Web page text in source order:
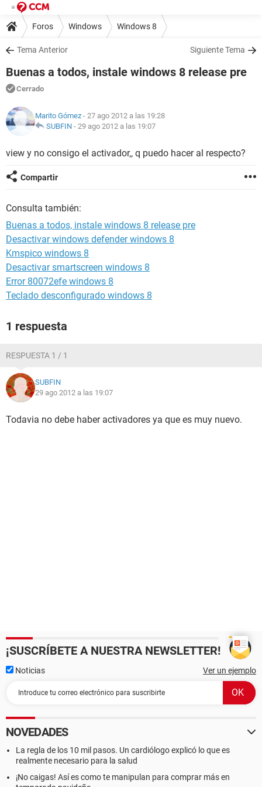
Foros Windows Windows 8
Tema Anterior Siguiente Tema
Buenas a todos, instale windows 8 release pre
Cerrado
Marito Gómez - 27 ago 2012 a las 19:28
SUBFIN - 29 ago 2012 a las 19:07
view y no consigo el activador,, q puedo hacer al respecto?
Compartir
Consulta también:
Buenas a todos, instale windows 8 release pre
Desactivar windows defender windows 8
Kmspico windows 8
Desactivar smartscreen windows 8
Error 80072efe windows 8
Teclado desconfigurado windows 8
1 respuesta
RESPUESTA 1 / 1
SUBFIN
29 ago 2012 a las 19:07
Todavia no debe haber activadores ya que es muy nuevo.
¡SUSCRÍBETE A NUESTRA NEWSLETTER!
Noticias Ver un ejemplo
NOVEDADES
La regla de los 10 mil pasos. Un cardiólogo explicó lo que es
realmente necesario para la salud
¡No caigas! Así es como te manipulan para comprar más en